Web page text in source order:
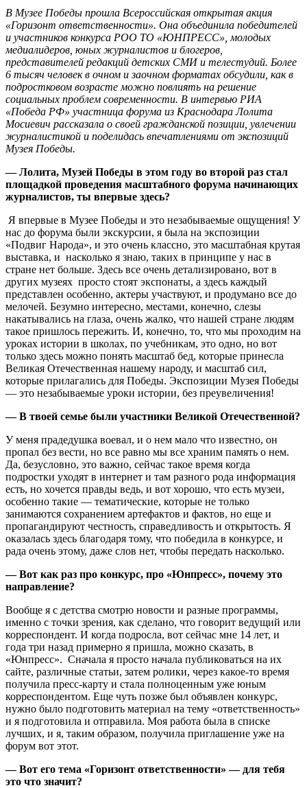
В Музее Победы прошла Всероссийская открытая акция
«Горизонт ответственности». Она объединила победителей
и участников конкурса РОО ТО «ЮНПРЕСС», молодых
медиалидеров, юных журналистов и блогеров,
представителей редакций детских СМИ и телестудий. Более
6 тысяч человек в очном и заочном форматах обсудили, как в
подростковом возрасте можно повлиять на решение
социальных проблем современности. В интервью РИА
«Победа РФ» участница форума из Краснодара Лолита
Мосиевич рассказала о своей гражданской позиции, увлечении
журналистикой и поделидась впечатлениями от экспозиций
Музея Победы.
— Лолита, Музей Победы в этом году во второй раз стал
площадкой проведения масштабного форума начинающих
журналистов, ты впервые здесь?
Я впервые в Музее Победы и это незабываемые ощущения! У
нас до форума были экскурсии, я была на экспозиции
«Подвиг Народа», и это очень классно, это масштабная крутая
выставка, и насколько я знаю, таких в принципе у нас в
стране нет больше. Здесь все очень детализировано, вот в
других музеях просто стоят экспонаты, а здесь каждый
представлен особенно, актеры участвуют, и продумано все до
мелочей. Безумно интересно, местами, конечно, слезы
накатывались на глаза, очень жалко, что нашей стране людям
такое пришлось пережить. И, конечно, то, что мы проходим на
уроках истории в школах, по учебникам, это одно, но вот
только здесь можно понять масштаб бед, которые принесла
Великая Отечественная нашему народу, и масштаб сил,
которые прилагались для Победы. Экспозиции Музея Победы
— это незабываемые уроки истории, без преувеличения!
— В твоей семье были участники Великой Отечественной?
У меня прадедушка воевал, и о нем мало что известно, он
пропал без вести, но все равно мы все храним память о нем.
Да, безусловно, это важно, сейчас такое время когда
подростки уходят в интернет и там разного рода информация
есть, но хочется правды ведь, и вот хорошо, что есть музеи,
особенно такие — тематические, которые не только
занимаются сохранением артефактов и фактов, но еще и
пропагандируют честность, справедливость и открытость. Я
оказалась здесь благодаря тому, что победила в конкурсе, и
рада очень этому, даже слов нет, чтобы передать насколько.
— Вот как раз про конкурс, про «Юнпресс», почему это
направление?
Вообще я с детства смотрю новости и разные программы,
именно с точки зрения, как сделано, что говорит ведущий или
корреспондент. И когда подросла, вот сейчас мне 14 лет, и
года три назад примерно я пришла, можно сказать, в
«Юнпресс». Сначала я просто начала публиковаться на их
сайте, различные статьи, затем ролики, через какое-то время
получила пресс-карту и стала полноценным уже юным
корреспондентом. Еще чуть позже был объявлен конкурс,
нужно было подготовить материал на тему «ответственность»
и я подготовила и отправила. Моя работа была в списке
лучших, и я, таким образом, получила приглашение уже на
форум вот этот.
— Вот его тема «Горизонт ответственности» — для тебя
это что значит?